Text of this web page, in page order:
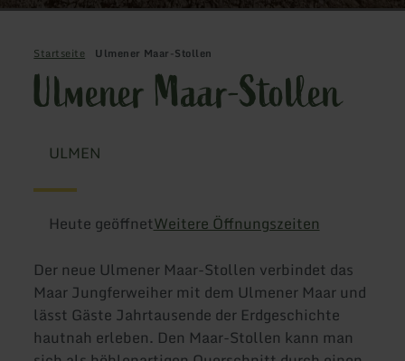
Startseite Ulmener Maar-Stollen
Ulmener Maar-Stollen
ULMEN
Heute geöffnetWeitere Öffnungszeiten
Der neue Ulmener Maar-Stollen verbindet das
Maar Jungferweiher mit dem Ulmener Maar und
lässt Gäste Jahrtausende der Erdgeschichte
hautnah erleben. Den Maar-Stollen kann man